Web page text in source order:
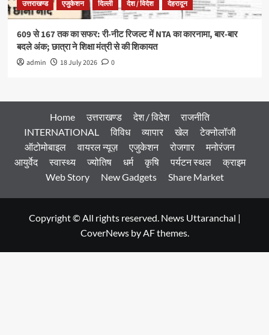
उत्तराखण्ड एजुकेशन दिल्ली देश / विदेश देहरादून
609 से 167 तक का सफर: री-नीट रिजल्ट में NTA का कारनामा, बार-बार
बदले अंक; छात्रा ने शिक्षा मंत्री से की शिकायत
admin 18 July 2026 0
Home उत्तराखण्ड देश / विदेश
राजनीति
INTERNATIONAL
विविध व्यापार खेल
टेक्नोलॉजी
ऑटोमोबाइल
वायरल न्यूज़ एजुकेशन रोजगार
मनोरंजन
आयुर्वेद
स्वास्थ्य ज्योतिष धर्म कृषि पर्यटन स्थल
क्राइम
Web Story
New Gadgets Share Market
Copyright © All rights reserved. News Uttaranchal |
CoverNewsby AF themes.